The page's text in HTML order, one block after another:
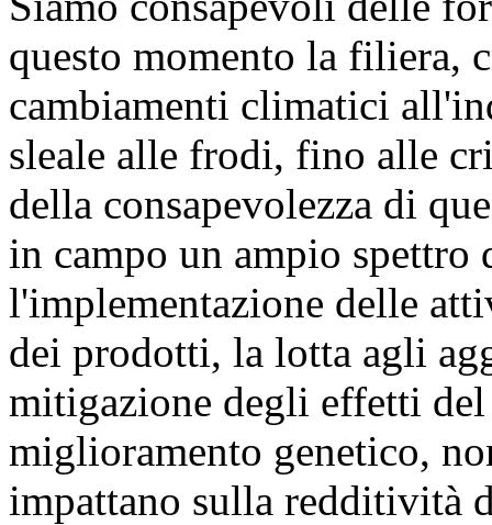
questo momento la filiera,
cambiamenti climatici
sleale alle frodi, fino alle
della consapevolezza di
in campo un ampio spettro
l'implementazione delle
dei prodotti, la lotta agli
mitigazione degli effetti
miglioramento genetico,
impattano sulla redditività